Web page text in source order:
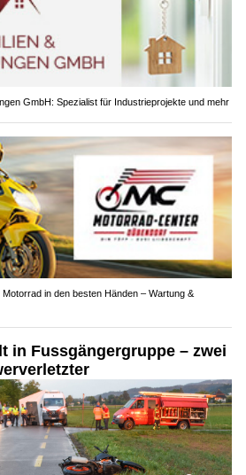
GmbH: Spezialist für Industrieprojekte und mehr
in den besten Händen – Wartung &
in Fussgängergruppe – zwei